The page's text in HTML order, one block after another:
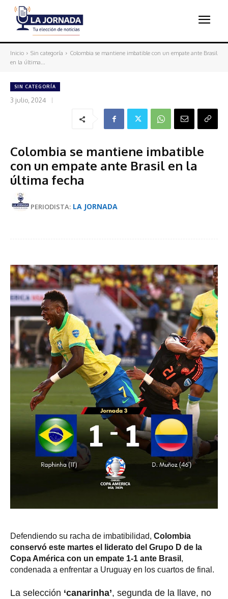
Inicio Sin categoría
Colombia se mantiene imbatible con un empate ante Brasil
en la última...
SIN CATEGORÍA
3 julio, 2024
Colombia se mantiene imbatible
con un empate ante Brasil en la
última fecha
PERIODISTA: LA JORNADA
Defendiendo su racha de imbatibilidad, Colombia
conservó este martes el liderato del Grupo D de la
Copa América con un empate 1-1 ante Brasil ,
condenada a enfrentar a Uruguay en los cuartos de final.
La selección ‘canarinha’, segunda de la llave, no